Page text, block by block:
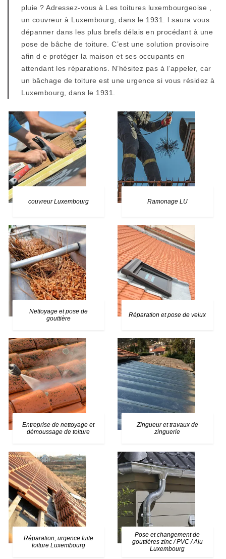
pluie ? Adressez-vous à Les toitures luxembourgeoise ,
un couvreur à Luxembourg, dans le 1931. l saura vous
dépanner dans les plus brefs délais en procédant à une
pose de bâche de toiture. C’est une solution provisoire
afin d e protéger la maison et ses occupants en
attendant les réparations. N’hésitez pas à l’appeler, car
un bâchage de toiture est une urgence si vous résidez à
Luxembourg, dans le 1931.
couvreur Luxembourg Ramonage LU
Nettoyage et pose de
gouttière
Réparation et pose de velux
Entreprise de nettoyage et
démoussage de toiture
Zingueur et travaux de
zinguerie
Réparation, urgence fuite
toiture Luxembourg
Pose et changement de
gouttières zinc / PVC / Alu
Luxembourg